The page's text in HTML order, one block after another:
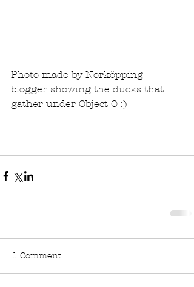
Photo made by Norköpping
blogger showing the ducks that
gather under Object O :)
1 Comment